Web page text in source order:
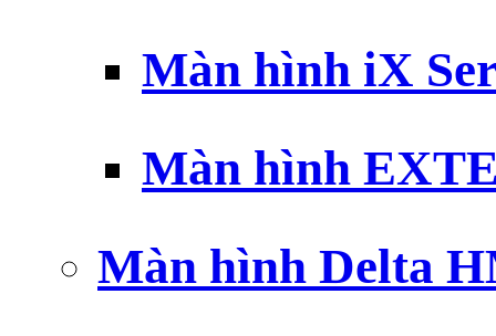
Màn hình iX
Màn hình
Màn hình Delta